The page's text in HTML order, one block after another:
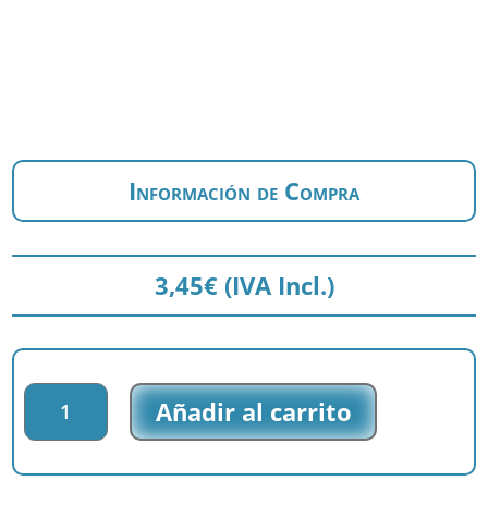
Información de Compra
3,45€ (IVA Incl.)
Parche
impreso
PjMask
-
Añadir al carrito